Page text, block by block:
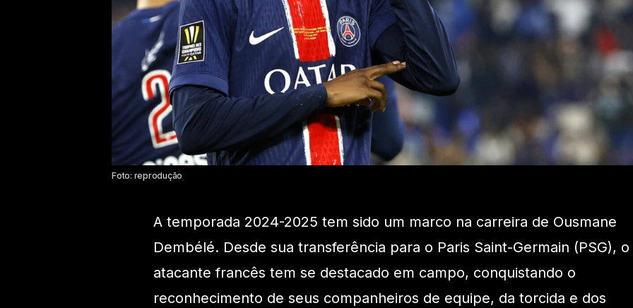
Foto: reprodução
A temporada 2024-2025 tem sido um marco na carreira de Ousmane
Dembélé. Desde sua transferência para o Paris Saint-Germain (PSG), o
atacante francês tem se destacado em campo, conquistando o
reconhecimento de seus companheiros de equipe, da torcida e dos